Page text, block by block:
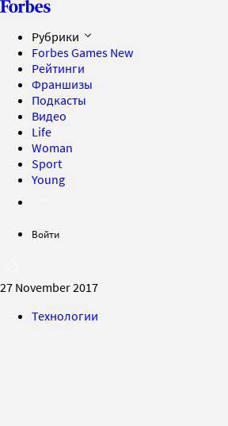
Рубрики
Forbes Games New
Рейтинги
Франшизы
Подкасты
Видео
Life
Woman
Sport
Young
Войти
27 November 2017
Технологии